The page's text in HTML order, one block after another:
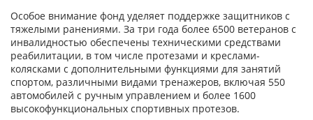
Особое внимание фонд уделяет поддержке защитников с
тяжелыми ранениями. За три года более 6500 ветеранов с
инвалидностью обеспечены техническими средствами
реабилитации, в том числе протезами и креслами-
колясками с дополнительными функциями для занятий
спортом, различными видами тренажеров, включая 550
автомобилей с ручным управлением и более 1600
высокофункциональных спортивных протезов.